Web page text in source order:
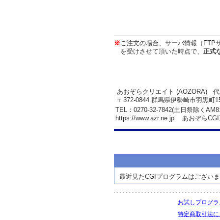
※ ご注文の場合、サーバ情報（FTP
を受けさせて頂いた時点で、 正式
あおぞらクリエイト (AOZORA)
〒372-0844 群馬県伊勢崎市羽黒町
TEL：0270-32-7842(土日祭除く
https://www.azr.ne.jp あおぞら
最近見たCGIプログラムはござい
お試しプログ
特定商取引法